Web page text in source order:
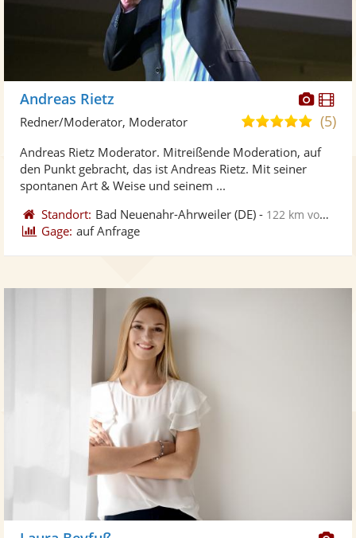
Fotos
Andreas Rietz
5,0
5
(5)
Redner/Moderator, Moderator
Andreas Rietz Moderator. Mitreißende Moderation, auf
den Punkt gebracht, das ist Andreas Rietz. Mit seiner
spontanen Art & Weise und seinem ...
Standort: Bad Neuenahr-Ahrweiler (DE) - 122 km von Frankfurt am Main
Gage: auf Anfrage